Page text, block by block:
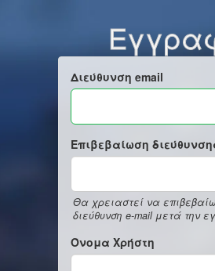
Διεύθυνση email
Επιβεβαίωση
Θα χρειαστεί να
διεύθυνση e-mail μετά την
Όνομα Χρήστη